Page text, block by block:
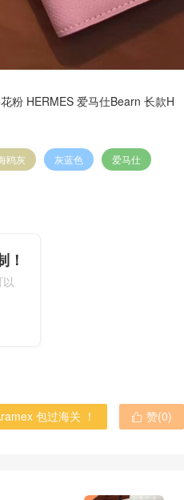
粉 HERMES 爱马仕Bearn 长款H
鸥灰 灰蓝色 爱马仕
！
 赞(0)
包过海关 ！